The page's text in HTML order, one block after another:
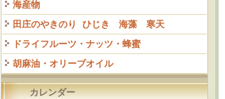
海産物
田庄のやきのり ひじき 海藻 寒天
ドライフルーツ・ナッツ・蜂蜜
胡麻油・オリーブオイル
カレンダー